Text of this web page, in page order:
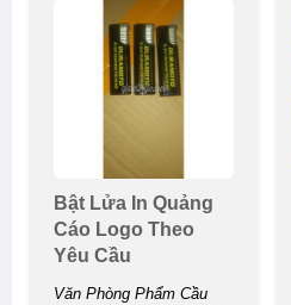
Bật Lửa In Quảng
Cáo Logo Theo
Yêu Cầu
Văn Phòng Phẩm Cầu